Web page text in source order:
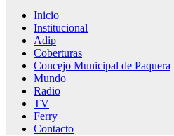
Inicio
Institucional
Adip
Coberturas
Concejo Municipal de Paquera
Mundo
Radio
TV
Ferry
Contacto